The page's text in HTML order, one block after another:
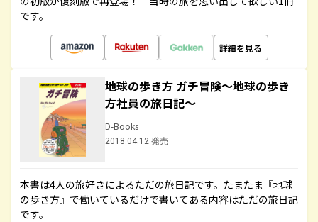
です。
詳細を見る
地球の歩き方 ガチ冒険～地球の歩き
方社員の旅日記～
D-Books
2018.04.12 発売
本書は4人の旅好きによるただの旅日記です。たまたま『地球
の歩き方』で働いているだけで書いてある内容はただの旅日記
です。